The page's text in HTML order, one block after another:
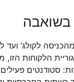
בשואבה
לקולג’
הלקוחות
סטודנטים